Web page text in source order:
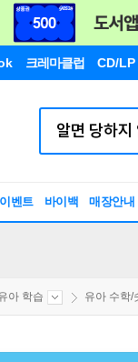
크레마클럽 CD/LP
이벤트 바이백 매장안내
아 학습 유아 수학/